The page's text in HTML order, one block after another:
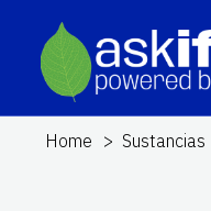
Home Sustancias